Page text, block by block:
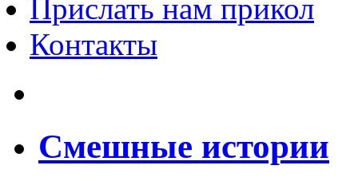
Прислать нам прикол
Контакты
Смешные истории